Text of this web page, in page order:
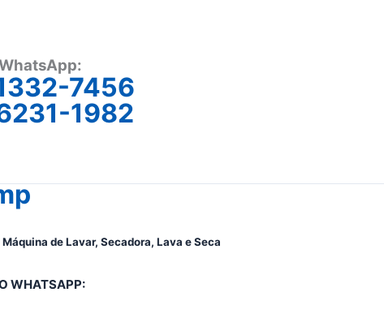
7456
1982
de Lavar, Secadora, Lava e Seca
WHATSAPP: